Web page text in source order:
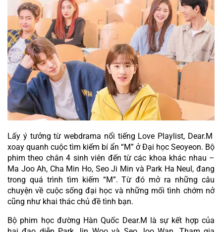
Lấy ý tưởng từ webdrama nổi tiếng Love Playlist, Dear.M
xoay quanh cuộc tìm kiếm bí ẩn “M” ở Đại học Seoyeon. Bộ
phim theo chân 4 sinh viên đến từ các khoa khác nhau –
Ma Joo Ah, Cha Min Ho, Seo Ji Min và Park Ha Neul, đang
trong quá trình tìm kiếm “M”. Từ đó mở ra những câu
chuyện về cuộc sống đại học và những mối tình chớm nở
cũng như khai thác chủ đề tình bạn.
Bộ phim học đường Hàn Quốc Dear.M là sự kết hợp của